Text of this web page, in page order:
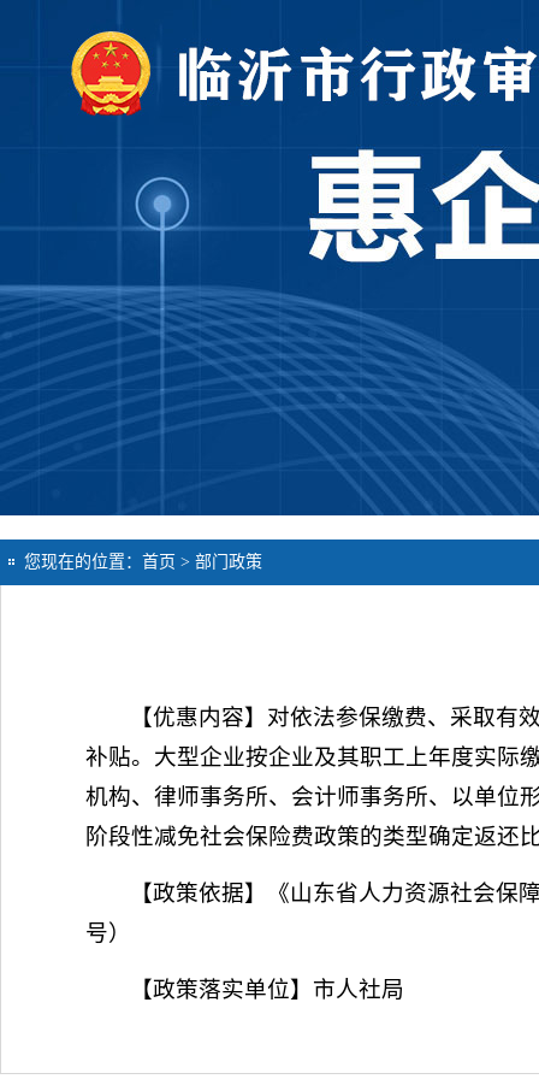
您现在的位置： 首页 > 部门政策
【优惠内容】对依法参保缴费、采取
补贴。大型企业按企业及其职工上年度实际
机构、律师事务所、会计师事务所、以单位
阶段性减免社会保险费政策的类型确定返还
【政策依据】《山东省人力资源社会
号）
【政策落实单位】市人社局